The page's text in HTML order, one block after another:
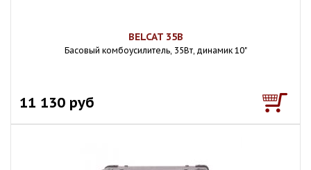
BELCAT 35B
Басовый комбоусилитель, 35Вт, динамик 10"
11 130 руб